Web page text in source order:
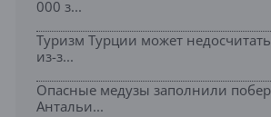
000 з...
Туризм Турции может
из-з...
Опасные медузы заполнили
Антальи...